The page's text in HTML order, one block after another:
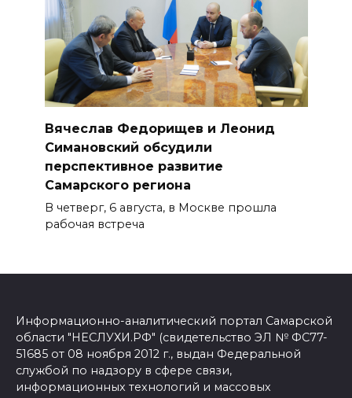
Вячеслав Федорищев и Леонид
Симановский обсудили
перспективное развитие
Самарского региона
В четверг, 6 августа, в Москве прошла
рабочая встреча
Информационно-аналитический портал Самарской
области "НЕСЛУХИ.РФ" (свидетельство ЭЛ № ФС77-
51685 от 08 ноября 2012 г., выдан Федеральной
службой по надзору в сфере связи,
информационных технологий и массовых